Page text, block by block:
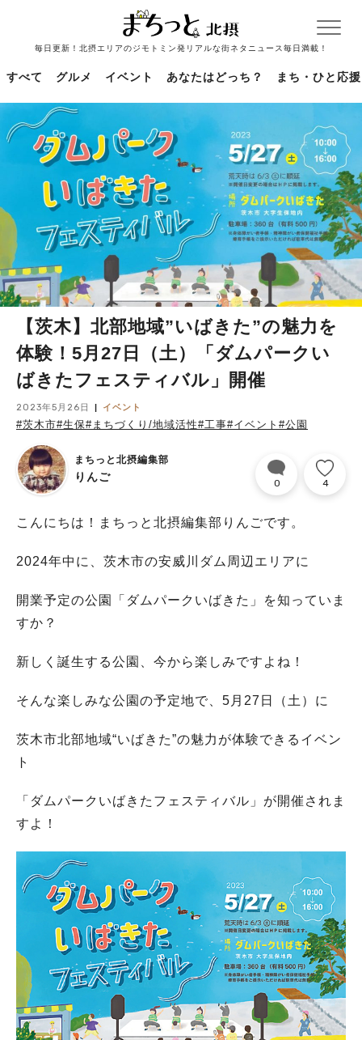
毎日更新！北摂エリアのジモトミン発リアルな街ネタニュース毎日満載！
すべて グルメ イベント あなたはどっち？ まち・ひと応援
【茨木】北部地域”いばきた”の魅力を
体験！5月27日（土）「ダムパークい
ばきたフェスティバル」開催
2023年5月26日 イベント
#茨木市#生保#まちづくり/地域活性#工事#イベント #公園
まちっと北摂編集部
りんご 0 4
こんにちは！まちっと北摂編集部りんごです。
2024年中に、茨木市の安威川ダム周辺エリアに
開業予定の公園「ダムパークいばきた」を知っていま
すか？
新しく誕生する公園、今から楽しみですよね！
そんな楽しみな公園の予定地で、5月27日（土）に
茨木市北部地域“いばきた”の魅力が体験できるイベン
ト
「ダムパークいばきたフェスティバル」が開催されま
すよ！